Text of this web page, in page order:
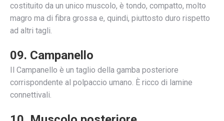
costituito da un unico muscolo, è tondo, compatto, molto
magro ma di fibra grossa e, quindi, piuttosto duro rispetto
ad altri tagli.
09. Campanello
Il Campanello è un taglio della gamba posteriore
corrispondente al polpaccio umano. È ricco di lamine
connettivali.